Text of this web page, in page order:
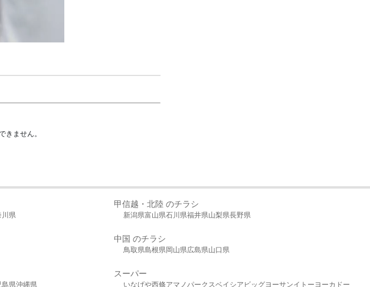
ません。
川県
甲信越・北陸 のチラシ
新潟県富山県石川県福井県山梨県長野県
中国 のチラシ
鳥取県島根県岡山県広島県山口県
島県沖縄県
スーパー
いなげや西條アマノパークスベイシア ビッグヨーサンイトーヨーカドー